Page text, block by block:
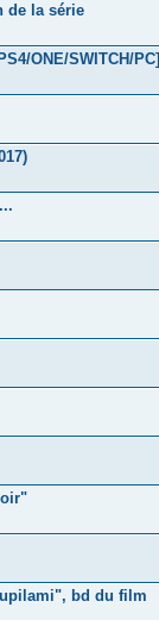
de la série
ONE/SWITCH/PC]
bd du film